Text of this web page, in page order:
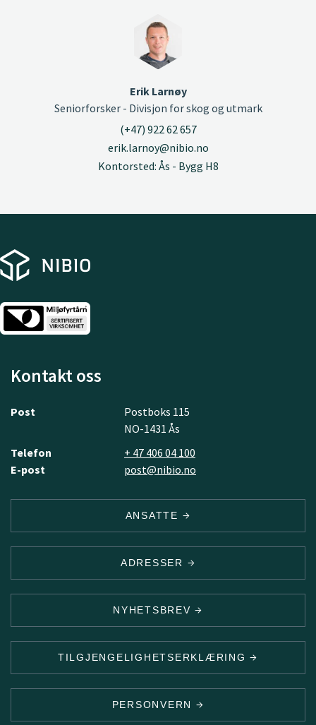
Erik Larnøy
Seniorforsker - Divisjon for skog og utmark
(+47) 922 62 657
erik.larnoy@nibio.no
Kontorsted: Ås - Bygg H8
Kontakt oss
Post
Postboks 115
NO-1431 Ås
Telefon
+ 47 406 04 100
E-post
post@nibio.no
ANSATTE
ADRESSER
NYHETSBREV
TILGJENGELIGHETSERKLÆRING
PERSONVERN